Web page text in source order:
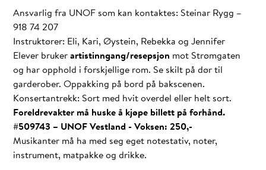
Ansvarlig fra UNOF som kan kontaktes: Steinar Rygg –
918 74 207
Instruktører: Eli, Kari, Øystein, Rebekka og Jennifer
Elever brukerartistinngang/resepsjon mot Strømgaten
og har opphold i forskjellige rom. Se skilt på dør til
garderober. Oppakking på bord på bakscenen.
Konsertantrekk: Sort med hvit overdel eller helt sort.
Foreldrevakter må huske å kjøpe billett på forhånd.
#509743 – UNOF Vestland - Voksen: 250,-
Musikanter må ha med seg eget notestativ, noter,
instrument, matpakke og drikke.